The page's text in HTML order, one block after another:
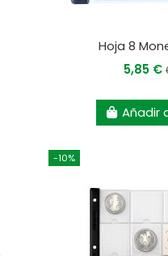
Hoja 8
5,85 €
Añadir
-10%